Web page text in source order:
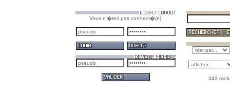
Vous n'�tes pas connect�(e).
343